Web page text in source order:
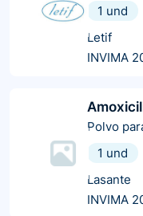
1 und
Letif
INVIMA
Polvo
1 und
Lasante
INVIMA